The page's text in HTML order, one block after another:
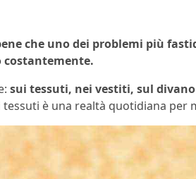
che uno dei problemi più
sui tessuti, nei vestiti, sul
è una realtà quotidiana per